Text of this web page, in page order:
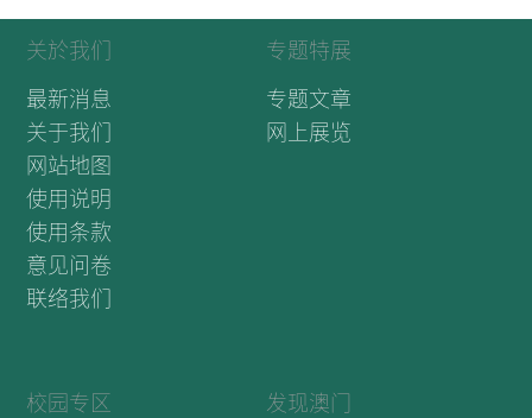
关於我们
最新消息
关于我们
网站地图
使用说明
使用条款
意见问卷
联络我们
专题特展
专题文章
网上展览
校园专区
发现澳门